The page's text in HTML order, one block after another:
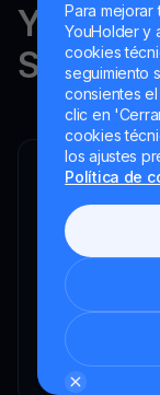
Para
YouHolder y
cookies
seguimiento
consientes
clic en
cookies
los ajustes
Política de
Suiza, la